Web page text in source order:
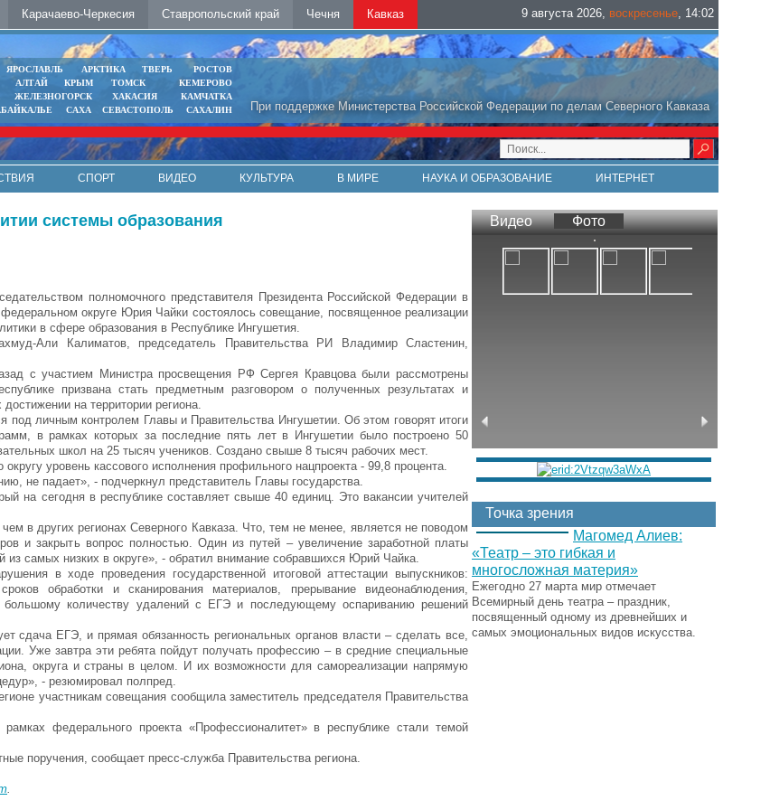
Карачаево-Черкесия Ставропольский край Чечня Кавказ 9 августа 2026, воскресенье, 14:02
При поддержке Министерства Российской Федерации по делам Северного Кавказа
ЯРОСЛАВЛЬ АРКТИКА ТВЕРЬ
РОСТОВ
АЛТАЙ КРЫМ ТОМСК
КЕМЕРОВО
ЖЕЛЕЗНОГОРСК ХАКАСИЯ
КАМЧАТКА
САХА СЕВАСТОПОЛЬ САХАЛИН
СПОРТ ВИДЕО КУЛЬТУРА В МИРЕ НАУКА И ОБРАЗОВАНИЕ
ИНТЕРНЕТ
системы образования
полномочного представителя Президента Российской Федерации в
округе Юрия Чайки состоялось совещание, посвященное реализации
в сфере образования в Республике Ингушетия.
Али Калиматов, председатель Правительства РИ Владимир Сластенин,
с участием Министра просвещения РФ Сергея Кравцова были рассмотрены
призвана стать предметным разговором о полученных результатах и
на территории региона.
личным контролем Главы и Правительства Ингушетии. Об этом говорят итоги
в рамках которых за последние пять лет в Ингушетии было построено 50
школ на 25 тысяч учеников. Создано свыше 8 тысяч рабочих мест.
уровень кассового исполнения профильного нацпроекта - 99,8 процента.
не падает», - подчеркнул представитель Главы государства.
на сегодня в республике составляет свыше 40 единиц. Это вакансии учителей
в других регионах Северного Кавказа. Что, тем не менее, является не поводом
и закрыть вопрос полностью. Один из путей – увеличение заработной платы
самых низких в округе», - обратил внимание собравшихся Юрий Чайка.
в ходе проведения государственной итоговой аттестации выпускников:
обработки и сканирования материалов, прерывание видеонаблюдения,
большому количеству удалений с ЕГЭ и последующему оспариванию решений
сдача ЕГЭ, и прямая обязанность региональных органов власти – сделать все,
Уже завтра эти ребята пойдут получать профессию – в средние специальные
округа и страны в целом. И их возможности для самореализации напрямую
- резюмировал полпред.
участникам совещания сообщила заместитель председателя Правительства
федерального проекта «Профессионалитет» в республике стали темой
поручения, сообщает пресс-служба Правительства региона.
Видео Фото
Точка зрения
Магомед Алиев:
«Театр – это гибкая и
многосложная материя»
Ежегодно 27 марта мир отмечает
Всемирный день театра – праздник,
посвященный одному из древнейших и
самых эмоциональных видов искусства.